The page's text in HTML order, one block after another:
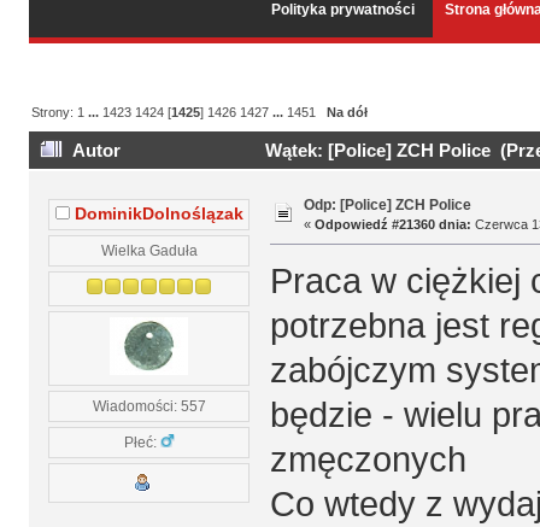
Polityka prywatności Strona
Strony: 1 ... 1423 1424 [1425] 1426 1427 ... 1451 Na dół
Autor Wątek: [Police] ZCH Police
DominikDolnoślązak
Wielka Gaduła
Wiadomości: 557
Płeć:
Odp: [Police] ZCH Police
« Odpowiedź #21360 dnia: Czerwca
Praca w ciężkiej
potrzebna jest
zabójczym
będzie - wielu
zmęczonych
Co wtedy z